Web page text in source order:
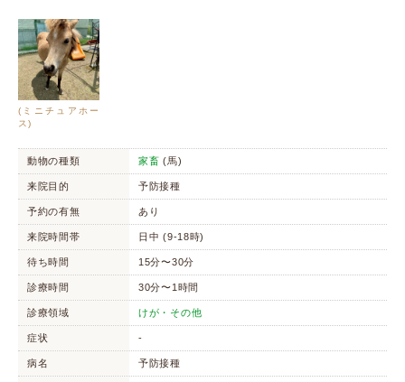
(ミニチュアホー
ス)
動物の種類 家畜 (馬)
来院目的 予防接種
予約の有無 あり
来院時間帯 日中 (9-18時)
待ち時間 15分〜30分
診療時間 30分〜1時間
診療領域 けが・その他
症状 -
病名 予防接種